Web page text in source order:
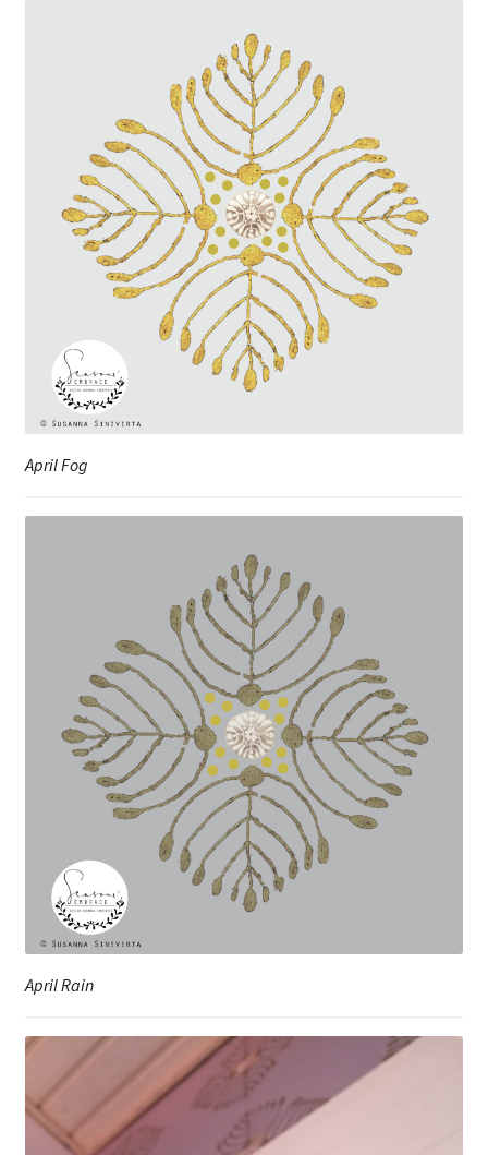
April Fog
April Rain